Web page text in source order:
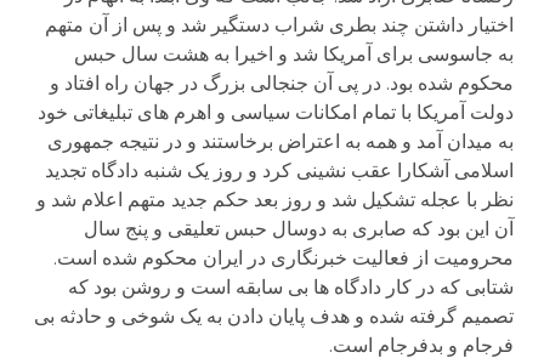
اختیار داشتن چند بطری شراب دستگیر شد و پس از آن متهم
به جاسوسی برای آمریکا شد و اخیرا به هشت سال حبس
محکوم شده بود. در پی آن جنجالی بزرگ در جهان راه افتاد و
دولت آمریکا با تمام امکانات سیاسی و اهرم های تبلیغاتی خود
به میدان آمد و همه به اعتراض برخاستند و در نتیجه جمهوری
اسلامی آشکارا عقب نشینی کرد و روز یک شنبه دادگاه تجدید
نظر با عجله تشکیل شد و روز بعد حکم جدید متهم اعلام شد و
آن این بود که صابری به دوسال حبس تعلیقی و پنج سال
محرومیت از فعالیت خبرنگاری در ایران محکوم شده است.
شتابی که در کار دادگاه ها بی سابقه است و روشن بود که
تصمیم گرفته شده و هدف پایان دادن به یک شوخی و حادثه بی
فرجام و بدفرجام است.